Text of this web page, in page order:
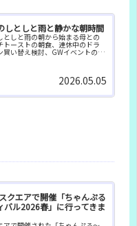
しとしと雨と静かな朝時間
としと雨の朝から始まる母との
トーストの朝食、連休中のドラ
買い替え検討、GWイベントの様
2026.05.05
クエアで開催「ちゃんぷる
バル2026春」に行ってきま